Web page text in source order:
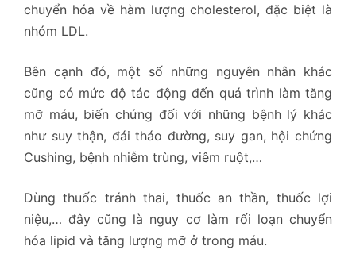
chuyển hóa về hàm lượng cholesterol, đặc biệt là
nhóm LDL.
Bên cạnh đó, một số những nguyên nhân khác
cũng có mức độ tác động đến quá trình làm tăng
mỡ máu, biến chứng đối với những bệnh lý khác
như suy thận, đái tháo đường, suy gan, hội chứng
Cushing, bệnh nhiễm trùng, viêm ruột,…
Dùng thuốc tránh thai, thuốc an thần, thuốc lợi
niệu,… đây cũng là nguy cơ làm rối loạn chuyển
hóa lipid và tăng lượng mỡ ở trong máu.